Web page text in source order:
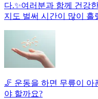
다.✨여러분과 함께 건강
지도 벌써 시간이 많이 흘
🦵 운동을 하면 무릎이 아
야 할까요?